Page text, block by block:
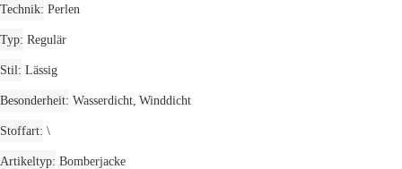
Technik Perlen
Typ Regulär
Stil Lässig
Besonderheit Wasserdicht, Winddicht
Stoffart \
Artikeltyp Bomberjacke